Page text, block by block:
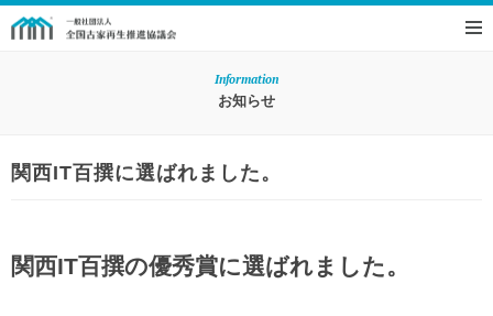
Information
お知らせ
関西IT百撰に選ばれました。
関西IT百撰の優秀賞に選ばれました。